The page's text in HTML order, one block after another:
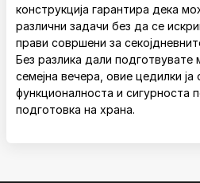
конструкција гарантира дека
различни задачи без да се
прави совршени за
Без разлика дали подготвувате
семејна вечера, овие цедилки
функционалноста и сигурноста
подготовка на храна.